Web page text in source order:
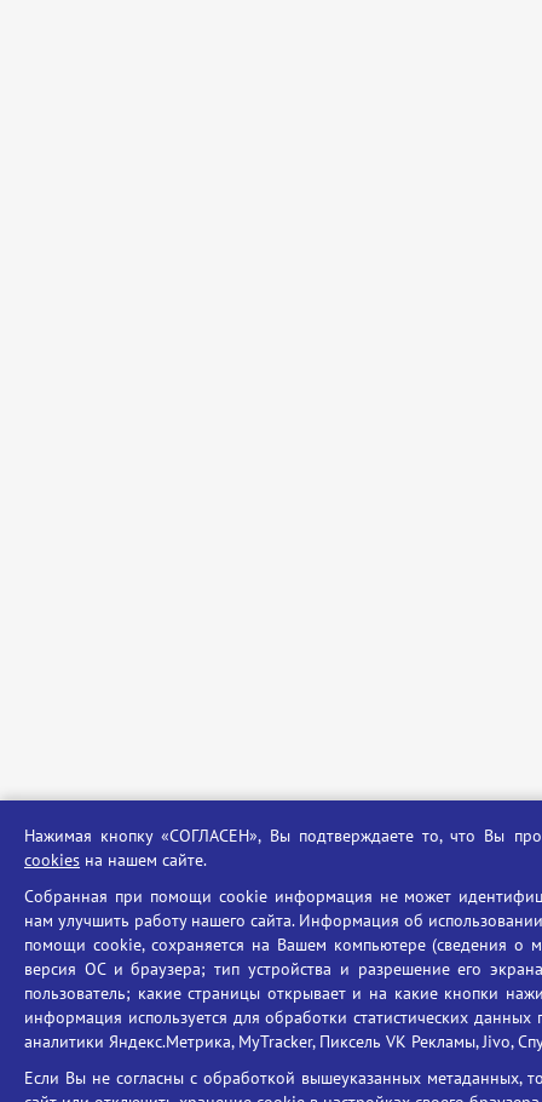
Нажимая кнопку «СОГЛАСЕН», Вы подтверждаете то, что Вы
cookies на нашем сайте.
Собранная при помощи cookie информация не может
нам улучшить работу нашего сайта. Информация об
помощи cookie, сохраняется на Вашем компьютере (сведения о
версия ОС и браузера; тип устройства и разрешение его
пользователь; какие страницы открывает и на какие кнопки
информация используется для обработки статистических данных
аналитики Яндекс.Метрика, MyTracker, Пиксель VK Рекламы, Jivo,
Если Вы не согласны с обработкой вышеуказанных метаданных,